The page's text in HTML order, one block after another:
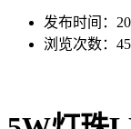
发布时间：
浏览次数：